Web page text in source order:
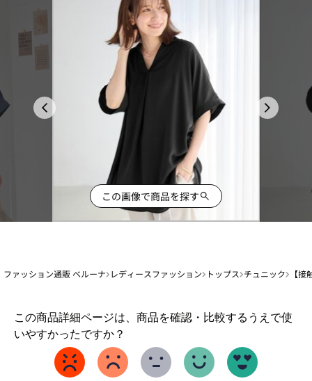
この画像で商品を探す
ファッション通販 ベルーナ レディースファッション トップス チュニック 【
この商品詳細ページは、商品を確認・比較するうえで使
いやすかったですか？
1
か